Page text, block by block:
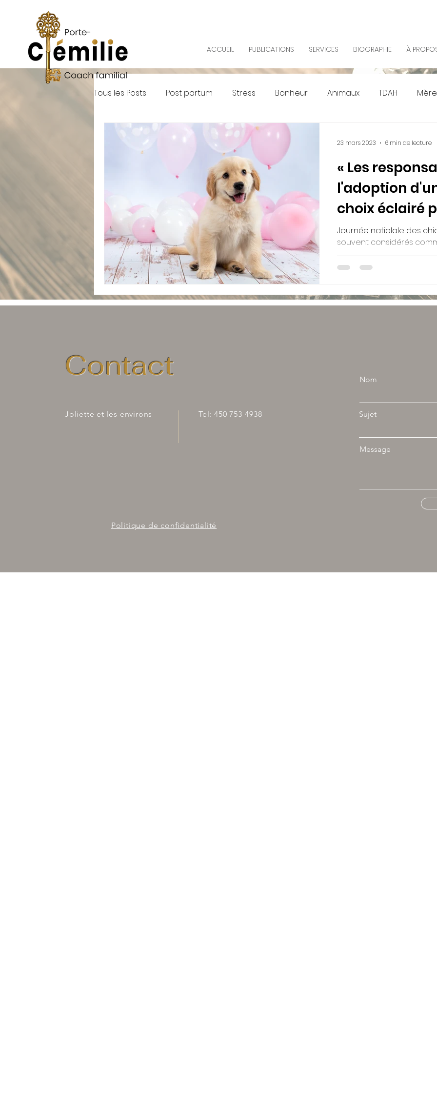
ACCUEIL PUBLICATIONS SERVICES BIOGRAPHIE À
Tous les Posts Post partum Stress Bonheur Animaux TDAH
« Les
l'adoption
choix éclairé
abandons. »
Journée natiolale des
souvent considérés
l'homme et peuvent être
23 mars 2023 6 min de lecture
Contact
Joliette et les environs Tel: 450 753-4938
Politique de confidentialité
Nom
Sujet
Message